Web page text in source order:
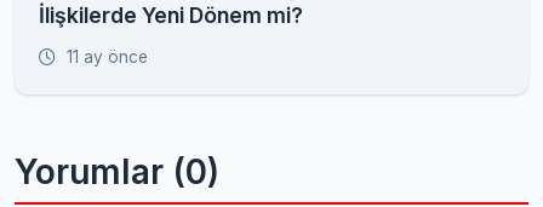
İlişkilerde Yeni Dönem mi?
11 ay önce
Yorumlar (0)